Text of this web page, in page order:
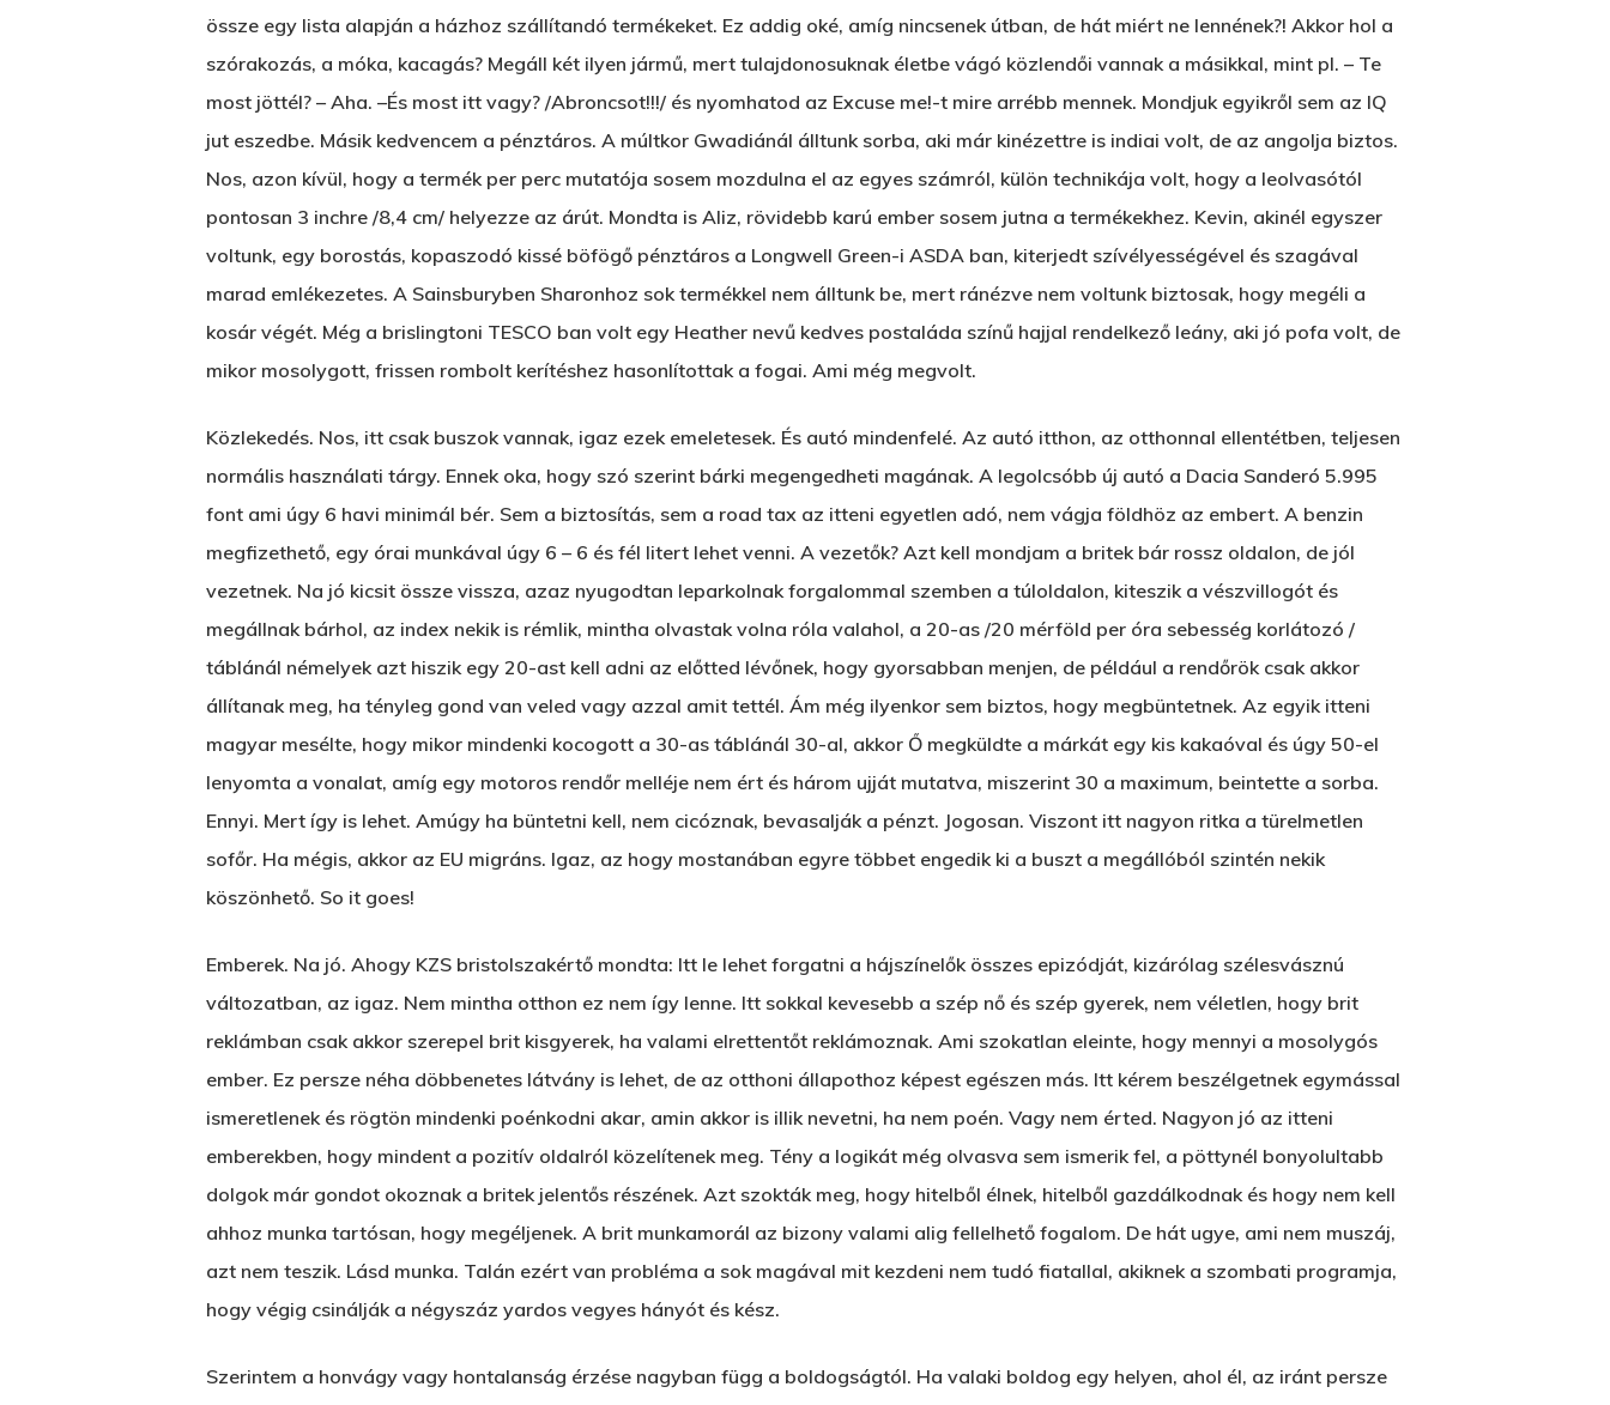
össze egy lista alapján a házhoz szállítandó termékeket. Ez addig oké, amíg nincsenek útban, de hát miért ne lennének?! Akkor hol a
szórakozás, a móka, kacagás? Megáll két ilyen jármű, mert tulajdonosuknak életbe vágó közlendői vannak a másikkal, mint pl. – Te
most jöttél? – Aha. –És most itt vagy? /Abroncsot!!!/ és nyomhatod az Excuse me!-t mire arrébb mennek. Mondjuk egyikről sem az IQ
jut eszedbe. Másik kedvencem a pénztáros. A múltkor Gwadiánál álltunk sorba, aki már kinézettre is indiai volt, de az angolja biztos.
Nos, azon kívül, hogy a termék per perc mutatója sosem mozdulna el az egyes számról, külön technikája volt, hogy a leolvasótól
pontosan 3 inchre /8,4 cm/ helyezze az árút. Mondta is Aliz, rövidebb karú ember sosem jutna a termékekhez. Kevin, akinél egyszer
voltunk, egy borostás, kopaszodó kissé böfögő pénztáros a Longwell Green-i ASDA ban, kiterjedt szívélyességével és szagával
marad emlékezetes. A Sainsburyben Sharonhoz sok termékkel nem álltunk be, mert ránézve nem voltunk biztosak, hogy megéli a
kosár végét. Még a brislingtoni TESCO ban volt egy Heather nevű kedves postaláda színű hajjal rendelkező leány, aki jó pofa volt, de
mikor mosolygott, frissen rombolt kerítéshez hasonlítottak a fogai. Ami még megvolt.
Közlekedés. Nos, itt csak buszok vannak, igaz ezek emeletesek. És autó mindenfelé. Az autó itthon, az otthonnal ellentétben, teljesen
normális használati tárgy. Ennek oka, hogy szó szerint bárki megengedheti magának. A legolcsóbb új autó a Dacia Sanderó 5.995
font ami úgy 6 havi minimál bér. Sem a biztosítás, sem a road tax az itteni egyetlen adó, nem vágja földhöz az embert. A benzin
megfizethető, egy órai munkával úgy 6 – 6 és fél litert lehet venni. A vezetők? Azt kell mondjam a britek bár rossz oldalon, de jól
vezetnek. Na jó kicsit össze vissza, azaz nyugodtan leparkolnak forgalommal szemben a túloldalon, kiteszik a vészvillogót és
megállnak bárhol, az index nekik is rémlik, mintha olvastak volna róla valahol, a 20-as /20 mérföld per óra sebesség korlátozó /
táblánál némelyek azt hiszik egy 20-ast kell adni az előtted lévőnek, hogy gyorsabban menjen, de például a rendőrök csak akkor
állítanak meg, ha tényleg gond van veled vagy azzal amit tettél. Ám még ilyenkor sem biztos, hogy megbüntetnek. Az egyik itteni
magyar mesélte, hogy mikor mindenki kocogott a 30-as táblánál 30-al, akkor Ő megküldte a márkát egy kis kakaóval és úgy 50-el
lenyomta a vonalat, amíg egy motoros rendőr melléje nem ért és három ujját mutatva, miszerint 30 a maximum, beintette a sorba.
Ennyi. Mert így is lehet. Amúgy ha büntetni kell, nem cicóznak, bevasalják a pénzt. Jogosan. Viszont itt nagyon ritka a türelmetlen
sofőr. Ha mégis, akkor az EU migráns. Igaz, az hogy mostanában egyre többet engedik ki a buszt a megállóból szintén nekik
köszönhető. So it goes!
Emberek. Na jó. Ahogy KZS bristolszakértő mondta: Itt le lehet forgatni a hájszínelők összes epizódját, kizárólag szélesvásznú
változatban, az igaz. Nem mintha otthon ez nem így lenne. Itt sokkal kevesebb a szép nő és szép gyerek, nem véletlen, hogy brit
reklámban csak akkor szerepel brit kisgyerek, ha valami elrettentőt reklámoznak. Ami szokatlan eleinte, hogy mennyi a mosolygós
ember. Ez persze néha döbbenetes látvány is lehet, de az otthoni állapothoz képest egészen más. Itt kérem beszélgetnek egymással
ismeretlenek és rögtön mindenki poénkodni akar, amin akkor is illik nevetni, ha nem poén. Vagy nem érted. Nagyon jó az itteni
emberekben, hogy mindent a pozitív oldalról közelítenek meg. Tény a logikát még olvasva sem ismerik fel, a pöttynél bonyolultabb
dolgok már gondot okoznak a britek jelentős részének. Azt szokták meg, hogy hitelből élnek, hitelből gazdálkodnak és hogy nem kell
ahhoz munka tartósan, hogy megéljenek. A brit munkamorál az bizony valami alig fellelhető fogalom. De hát ugye, ami nem muszáj,
azt nem teszik. Lásd munka. Talán ezért van probléma a sok magával mit kezdeni nem tudó fiatallal, akiknek a szombati programja,
hogy végig csinálják a négyszáz yardos vegyes hányót és kész.
Szerintem a honvágy vagy hontalanság érzése nagyban függ a boldogságtól. Ha valaki boldog egy helyen, ahol él, az iránt persze